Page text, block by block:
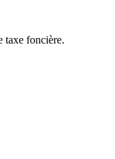
taxe foncière.